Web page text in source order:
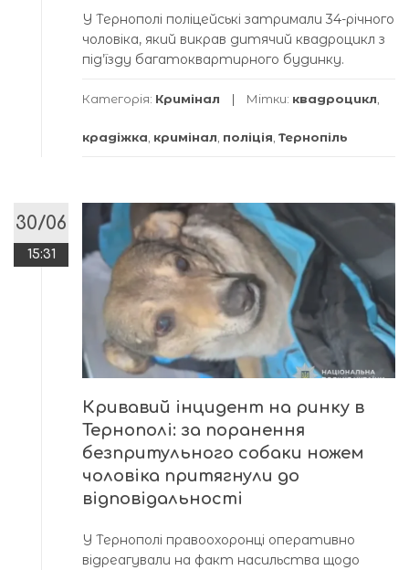
У Тернополі поліцейські затримали 34-річного
чоловіка, який викрав дитячий квадроцикл з
під’їзду багатоквартирного будинку.
Категорія: Кримінал Мітки: квадроцикл,
крадіжка, кримінал, поліція, Тернопіль
30/06
15:31
Кривавий інцидент на ринку в
Тернополі: за поранення
безпритульного собаки ножем
чоловіка притягнули до
відповідальності
У Тернополі правоохоронці оперативно
відреагували на факт насильства щодо